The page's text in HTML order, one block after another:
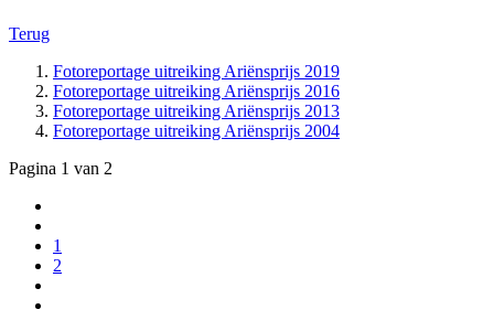
Terug
Fotoreportage uitreiking Ariënsprijs 2019
Fotoreportage uitreiking Ariënsprijs 2016
Fotoreportage uitreiking Ariënsprijs 2013
Fotoreportage uitreiking Ariënsprijs 2004
Pagina 1 van 2
1
2